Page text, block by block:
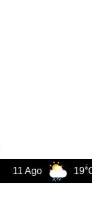
11 Ago 19°C